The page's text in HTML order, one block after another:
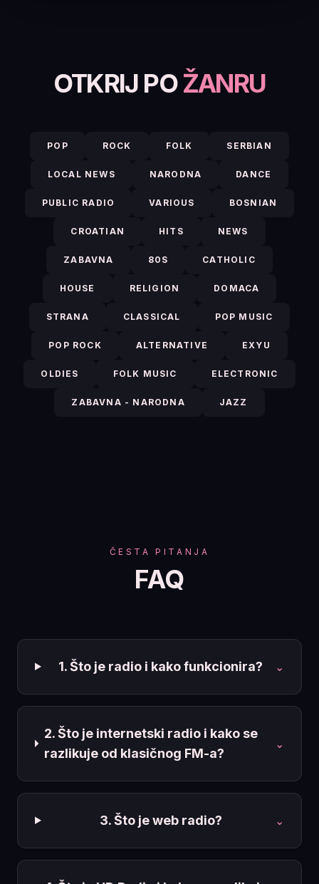
OTKRIJ POŽANRU
POP ROCK FOLK SERBIAN
LOCAL NEWS NARODNA DANCE
PUBLIC RADIO VARIOUS BOSNIAN
CROATIAN HITS NEWS
ZABAVNA 80S CATHOLIC
HOUSE RELIGION DOMACA
STRANA CLASSICAL POP MUSIC
POP ROCK ALTERNATIVE EXYU
OLDIES FOLK MUSIC ELECTRONIC
ZABAVNA - NARODNA JAZZ
ČESTA PITANJA
FAQ
1. Što je radio i kako funkcionira? ⌄
2. Što je internetski radio i kako se
razlikuje od klasičnog FM-a?
⌄
3. Što je web radio? ⌄